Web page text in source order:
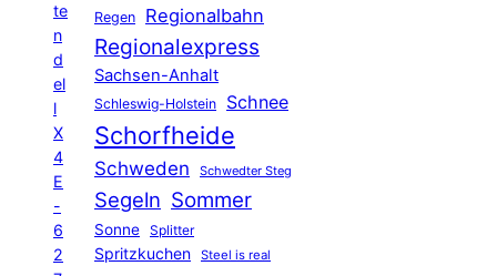
te
n
d
el
l
X
4
E
-
6
2
Regen Regionalbahn
Regionalexpress
Sachsen-Anhalt
Schleswig-Holstein Schnee
Schorfheide
Schweden Schwedter Steg
Segeln Sommer
Sonne Splitter
Spritzkuchen Steel is real